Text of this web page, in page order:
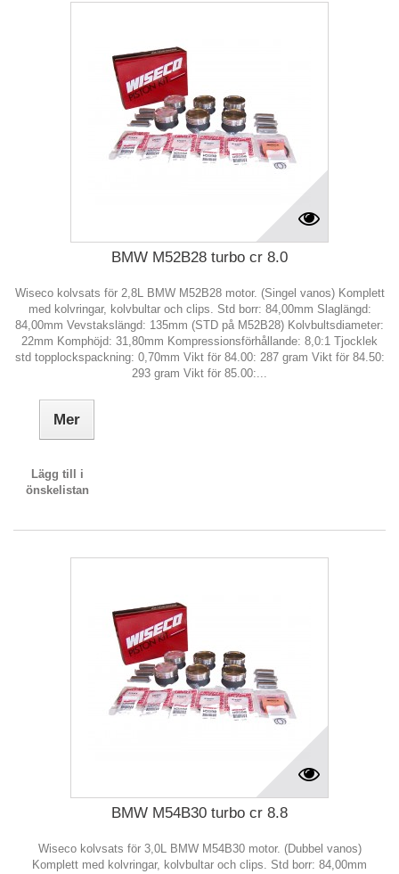
BMW M52B28 turbo cr 8.0
Wiseco kolvsats för 2,8L BMW M52B28 motor. (Singel vanos) Komplett
med kolvringar, kolvbultar och clips. Std borr: 84,00mm Slaglängd:
84,00mm Vevstakslängd: 135mm (STD på M52B28) Kolvbultsdiameter:
22mm Komphöjd: 31,80mm Kompressionsförhållande: 8,0:1 Tjocklek
std topplockspackning: 0,70mm Vikt för 84.00: 287 gram Vikt för 84.50:
293 gram Vikt för 85.00:...
Mer
Lägg till i
önskelistan
BMW M54B30 turbo cr 8.8
Wiseco kolvsats för 3,0L BMW M54B30 motor. (Dubbel vanos)
Komplett med kolvringar, kolvbultar och clips. Std borr: 84,00mm